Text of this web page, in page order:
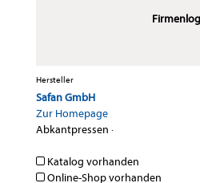
Hersteller
Safan GmbH
Zur Homepage
Abkantpressen ·
Katalog vorhanden
Online-Shop vorhanden